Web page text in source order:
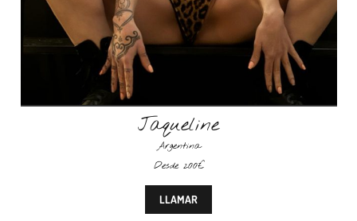
Jaqueline
Argentina
Desde 200€
LLAMAR